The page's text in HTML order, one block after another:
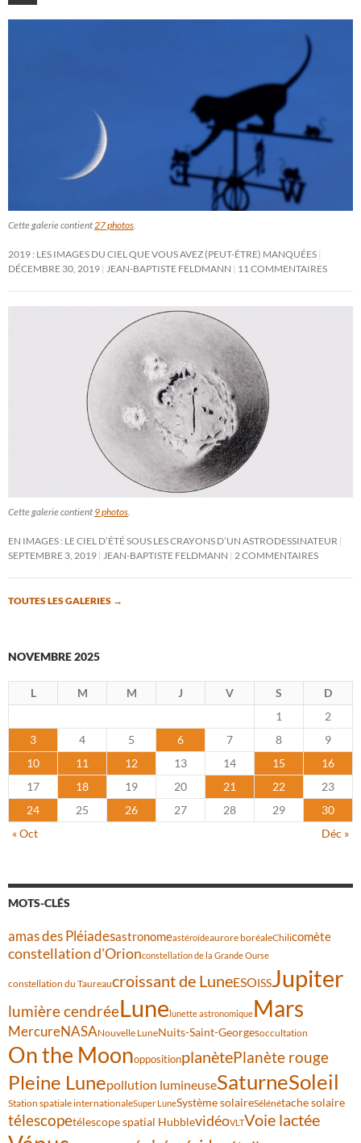
Cette galerie contient27 photos.
2019 : LES IMAGES DU CIEL QUE VOUS AVEZ (PEUT-ÊTRE) MANQUÉES
DÉCEMBRE 30, 2019 JEAN-BAPTISTE FELDMANN 11 COMMENTAIRES
Cette galerie contient 9 photos.
EN IMAGES : LE CIEL D’ÉTÉ SOUS LES CRAYONS D’UN ASTRODESSINATEUR
SEPTEMBRE 3, 2019 JEAN-BAPTISTE FELDMANN 2 COMMENTAIRES
TOUTES LES GALERIES →
NOVEMBRE 2025
L M M J V S
D
1
2
3
4 5 6 7 8
9
10
11 12 13 14 15
16
17
18 19 20 21 22
23
24
25 26 27 28 29
30
« Oct
Déc »
MOTS-CLÉS
amas des Pléiadesastronomeastéroïdeaurore boréaleChilicomète
constellation d'Orionconstellation de la Grande Ourse
constellation du Taureaucroissant de LuneESOISSJupiter
lumière cendréeLune lunette astronomiqueMars
MercureNASANouvelle LuneNuits-Saint-Georgesoccultation
On the MoonoppositionplanètePlanète rouge
Pleine Lunepollution lumineuseSaturneSoleil
Station spatiale internationaleSuper LuneSystème solaireSélénétache solaire
télescopetélescope spatial HubblevidéoVLTVoie lactée